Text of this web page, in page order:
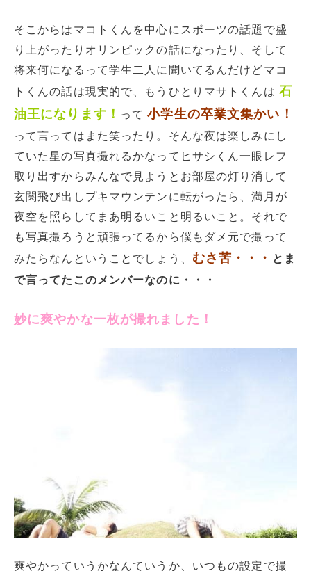
そこからはマコトくんを中心にスポーツの話題で盛
り上がったりオリンピックの話になったり、そして
将来何になるって学生二人に聞いてるんだけどマコ
トくんの話は現実的で、もうひとりマサトくんは 石
油王になります！ って小学生の卒業文集かい！
って言ってはまた笑ったり。そんな夜は楽しみにし
ていた星の写真撮れるかなってヒサシくん一眼レフ
取り出すからみんなで見ようとお部屋の灯り消して
玄関飛び出しプキマウンテンに転がったら、満月が
夜空を照らしてまあ明るいこと明るいこと。それで
も写真撮ろうと頑張ってるから僕もダメ元で撮って
みたらなんということでしょう、 むさ苦・・・ とま
で言ってたこのメンバーなのに・・・
妙に爽やかな一枚が撮れました！
爽やかっていうかなんていうか、いつもの設定で撮